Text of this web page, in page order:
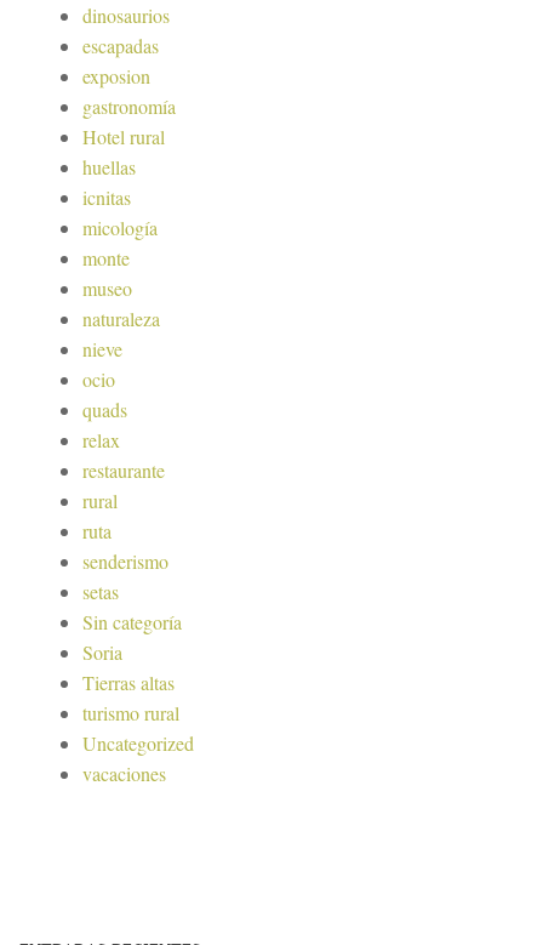
dinosaurios
escapadas
exposion
gastronomía
Hotel rural
huellas
icnitas
micología
monte
museo
naturaleza
nieve
ocio
quads
relax
restaurante
rural
ruta
senderismo
setas
Sin categoría
Soria
Tierras altas
turismo rural
Uncategorized
vacaciones